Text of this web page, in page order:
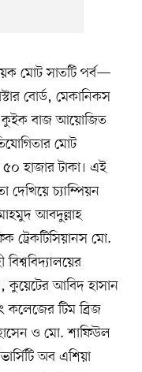
মোট সাতটি পর্ব—
বোর্ড, মেকানিকস
কুইক বাজ আয়োজিত
মোট
৫০ হাজার টাকা। এই
দেখিয়ে চ্যাম্পিয়ন
আবদুল্লাহ
ট্রেকটিসিয়ানস মো.
কুয়েটের আবিদ হাসান
কলেজের টিম ব্রিজ
ও মো. শাফিউল
অব এশিয়া